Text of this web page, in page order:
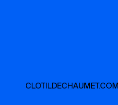
CLOTILDECHAUMET.COM